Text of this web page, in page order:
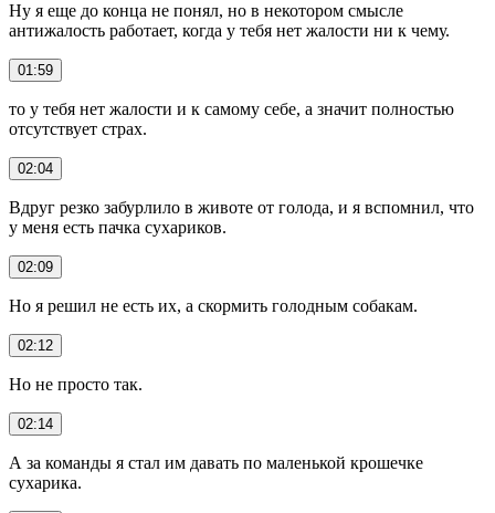
Ну я еще до конца не понял, но в некотором смысле
антижалость работает, когда у тебя нет жалости ни к чему.
01:59
то у тебя нет жалости и к самому себе, а значит полностью
отсутствует страх.
02:04
Вдруг резко забурлило в животе от голода, и я вспомнил, что
у меня есть пачка сухариков.
02:09
Но я решил не есть их, а скормить голодным собакам.
02:12
Но не просто так.
02:14
А за команды я стал им давать по маленькой крошечке
сухарика.